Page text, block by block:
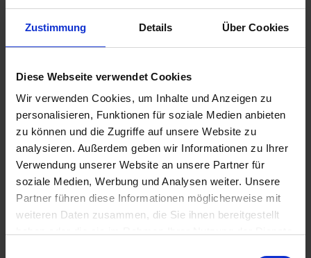
Zustimmung Details Über Cookies
Diese Webseite verwendet Cookies
Wir verwenden Cookies, um Inhalte und Anzeigen zu
personalisieren, Funktionen für soziale Medien anbieten
zu können und die Zugriffe auf unsere Website zu
analysieren. Außerdem geben wir Informationen zu Ihrer
Verwendung unserer Website an unsere Partner für
soziale Medien, Werbung und Analysen weiter. Unsere
Partner führen diese Informationen möglicherweise mit
weiteren Daten zusammen, die Sie ihnen bereitgestellt